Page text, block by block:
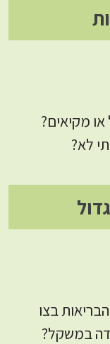
מקיאים?
לא?
בצו
במשקל?